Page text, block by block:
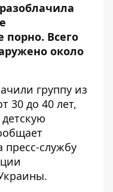
порно. Всего
около
группу из
30 до 40 лет,
пресс-службу